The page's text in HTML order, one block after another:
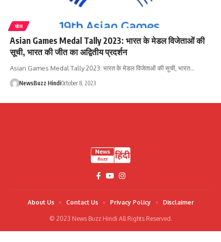
खेल
Asian Games Medal Tally 2023: भारत के मेडल विजेताओं की
सूची, भारत की जीत का अद्वितीय प्रदर्शन
Asian Games Medal Tally 2023: भारत के मेडल विजेताओं की सूची, भारत…
NewsBuzz HindiOctober 8, 2023
© 2023 News Buzz Hindi All Rights Reserved.
About Us Contact Us Privacy Policy Disclaimer